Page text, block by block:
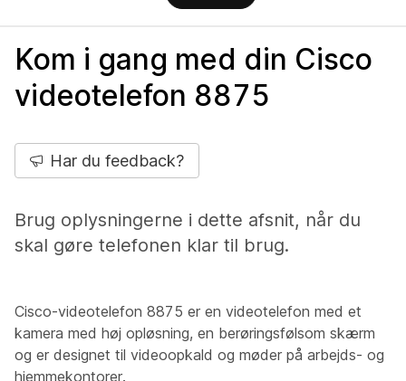
Kom i gang med din Cisco
videotelefon 8875
Har du feedback?
Brug oplysningerne i dette afsnit, når du
skal gøre telefonen klar til brug.
Cisco-videotelefon 8875 er en videotelefon med et
kamera med høj opløsning, en berøringsfølsom skærm
og er designet til videoopkald og møder på arbejds- og
hjemmekontorer.